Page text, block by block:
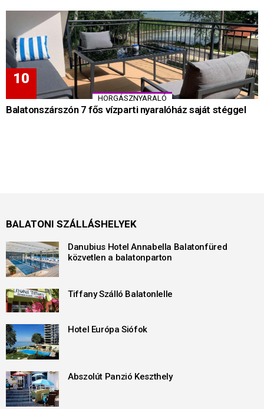
HORGÁSZNYARALÓ
Balatonszárszón 7 fős vízparti nyaralóház saját stéggel
BALATONI SZÁLLÁSHELYEK
Danubius Hotel Annabella Balatonfüred
közvetlen a balatonparton
Tiffany Szálló Balatonlelle
Hotel Európa Siófok
Abszolút Panzió Keszthely